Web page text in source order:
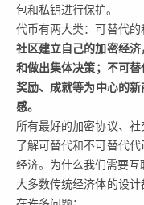
包和私钥进行保护。
代币有两大类：可替代的
社区建立自己的加密经
和做出集体决策；不可替
奖励、成就等为中心的
感。
所有最好的加密协议、
了解可替代和不可替代
经济。为什么我们需要互
大多数传统经济体的设